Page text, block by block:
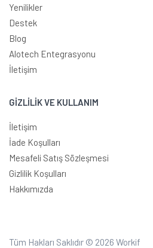
Yenilikler
Destek
Blog
Alotech Entegrasyonu
İletişim
GİZLİLİK VE KULLANIM
İletişim
İade Koşulları
Mesafeli Satış Sözleşmesi
Gizlilik Koşulları
Hakkımızda
Tüm Hakları Saklıdır © 2026 Workif